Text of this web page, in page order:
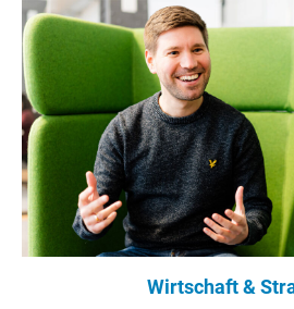
Wirtschaft &